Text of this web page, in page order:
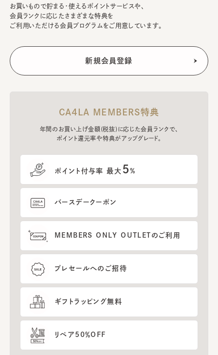
お買いもので貯まる・使えるポイントサービスや、
会員ランクに応じたさまざまな特典を
ご利用いただける会員プログラムをご用意しています。
CA4LA MEMBERS特典
年間のお買い上げ金額(税抜)に応じた会員ランクで、
ポイント還元率や特典がアップグレード。
ポイント付与率 最大 5%
バースデークーポン
MEMBERS ONLY OUTLETのご利用
プレセールへのご招待
ギフトラッピング無料
リペア50％OFF